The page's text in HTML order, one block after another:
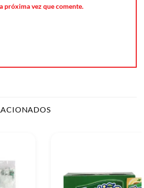
próxima vez que comente.